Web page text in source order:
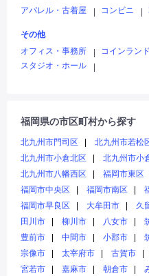
アパレル・古着屋
コンビニ
その他
オフィス・事務所
コインラン
スタジオ・ホール
福岡県の市区町村から探す
北九州市門司区 北九州市若松
北九州市小倉北区
北九州市小
北九州市八幡西区
福岡市東区
福岡市中央区
福岡市南区
福岡市早良区
大牟田市 久
田川市
柳川市 八女市
豊前市
中間市 小郡市
宗像市
太宰府市 古賀市
宮若市
嘉麻市 朝倉市